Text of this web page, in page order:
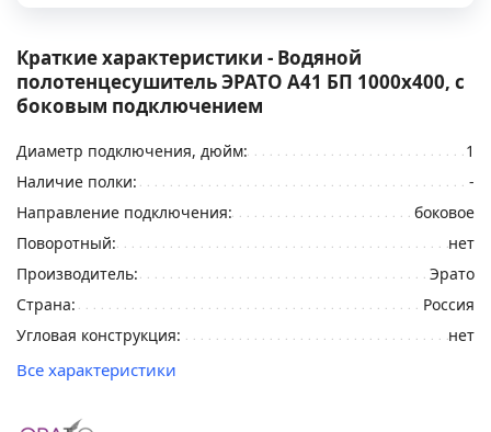
Краткие характеристики - Водяной
полотенцесушитель ЭРАТО А41 БП 1000x400, с
боковым подключением
Диаметр подключения, дюйм:
1
Наличие полки:
-
Направление подключения:
боковое
Поворотный:
нет
Производитель:
Эрато
Страна:
Россия
Угловая конструкция:
нет
Все характеристики